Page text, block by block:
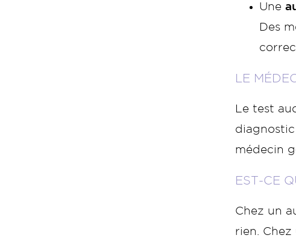
Une
Des
LE
Le test
médecin
EST-CE
Chez un
rien.